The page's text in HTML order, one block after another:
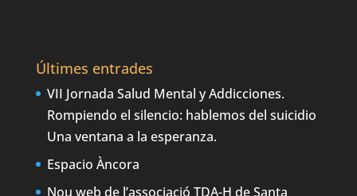
Últimes entrades
VII Jornada Salud Mental y Addicciones.
Rompiendo el silencio: hablemos del suicidio
Una ventana a la esperanza.
Espacio Àncora
Nou web de l’associació TDA-H de Santa